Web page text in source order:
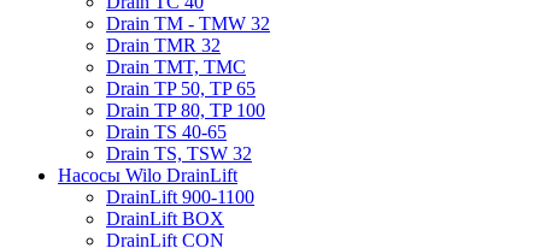
Drain TM - TMW 32
Drain TMR 32
Drain TMT, TMC
Drain TP 50, TP 65
Drain TP 80, TP 100
Drain TS 40-65
Drain TS, TSW 32
Насосы Wilo DrainLift
DrainLift 900-1100
DrainLift BOX
DrainLift CON